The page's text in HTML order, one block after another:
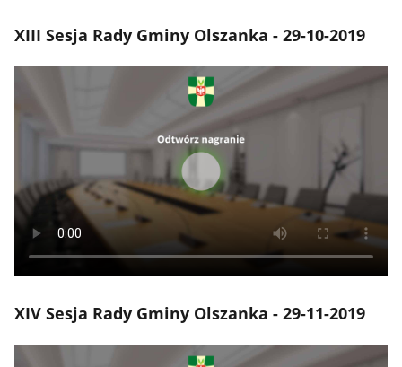
XIII Sesja Rady Gminy Olszanka - 29-10-2019
XIV Sesja Rady Gminy Olszanka - 29-11-2019